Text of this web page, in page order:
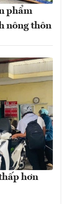
phẩm
nông thôn
hơn